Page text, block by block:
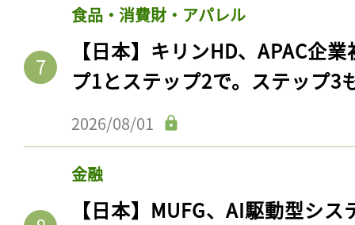
食品・消費財・アパレル
【日本】キリンHD、APAC企
プ1とステップ2で。ステップ3
2026/08/01
金融
【日本】MUFG、AI駆動型シ